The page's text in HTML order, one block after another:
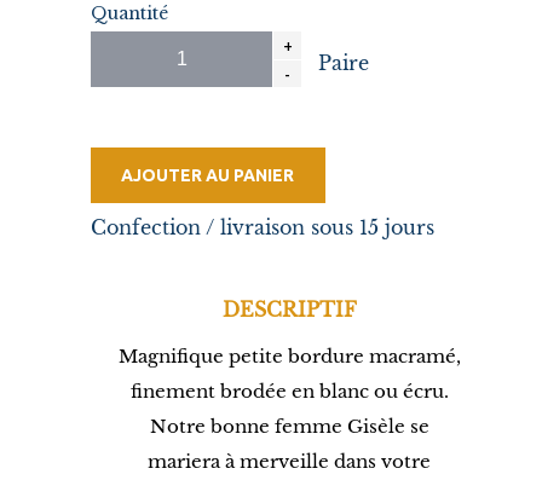
Quantité
Paire
AJOUTER AU PANIER
Confection / livraison sous 15 jours
DESCRIPTIF
Magnifique petite bordure macramé,
finement brodée en blanc ou écru.
Notre bonne femme Gisèle se
mariera à merveille dans votre